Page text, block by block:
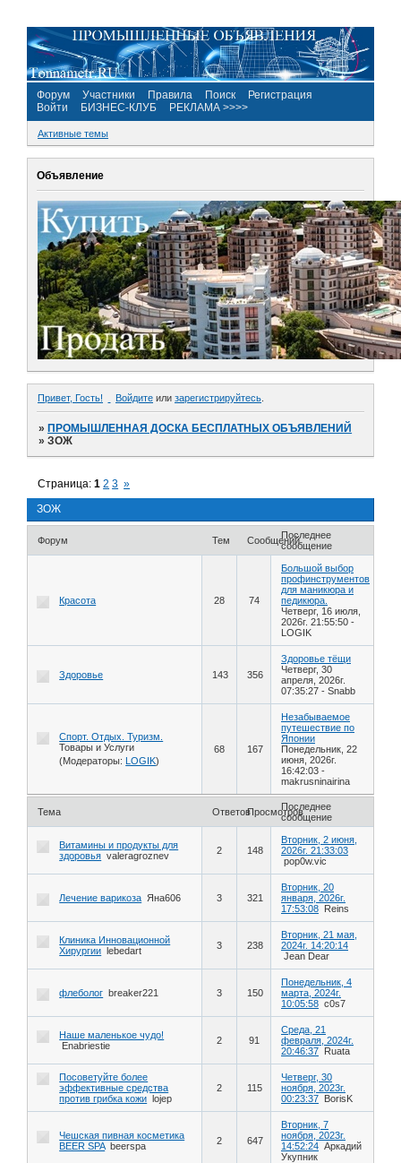
Форум Участники Правила Поиск
Регистрация
Войти
БИЗНЕС-КЛУБ РЕКЛАМА >>>>
Активные темы
Объявление
Привет, Гость! Войдите или зарегистрируйтесь
»ПРОМЫШЛЕННАЯ ДОСКА БЕСПЛАТНЫХ ОБЪЯВЛЕНИЙ
»ЗОЖ
ЗОЖ
Страница:1 2 3 »
Форум Тем СообщенийПоследнее
сообщение
Красота 28 74
Большой выбор
профинструментов
для маникюра и
педикюра.
Четверг, 16 июля,
2026г. 21:55:50 -
LOGIK
Здоровье 143 356
Здоровье тёщи
Четверг, 30
апреля, 2026г.
07:35:27 - Snabb
Спорт. Отдых. Туризм.
Товары и Услуги
(Модераторы:
LOGIK)
68 167
Незабываемое
путешествие по
Японии
Понедельник, 22
июня, 2026г.
16:42:03 -
makrusninairina
Тема ОтветовПросмотровПоследнее
сообщение
Витамины и продукты для
здоровья valeragroznev 2 148
Вторник, 2 июня,
2026г. 21:33:03
pop0w.vic
Лечение варикоза Яна606 3 321
Вторник, 20
января, 2026г.
17:53:08 Reins
Клиника Инновационной
Хирургии lebedart 3 238
Вторник, 21 мая,
2024г. 14:20:14
Jean Dear
флеболог breaker221 3 150
Понедельник, 4
марта, 2024г.
10:05:58 c0s7
Наше маленькое чудо!
Enabriestie
2 91
Среда, 21
февраля, 2024г.
20:46:37 Ruata
Посоветуйте более
эффективные средства
против грибка кожи lojep
2 115
Четверг, 30
ноября, 2023г.
00:23:37 BorisK
Чешская пивная косметика
BEER SPA beerspa 2 647
Вторник, 7
ноября, 2023г.
14:52:24 Аркадий
Укупник